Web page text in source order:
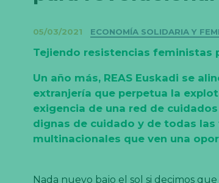
05/03/2021 Categorías
ECONOMÍA SOLIDARIA Y
Tejiendo resistencias feministas
Un año más, REAS Euskadi se
extranjería que perpetua la
exigencia de una red de
dignas de cuidado y de todas
multinacionales que ven una
Nada nuevo bajo el sol si decimos